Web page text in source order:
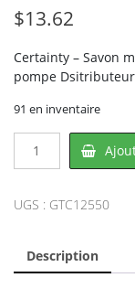
$13.62
Certainty – Savon
pompe
91 en inventaire
C12550,
UGS : GTC12550
Description